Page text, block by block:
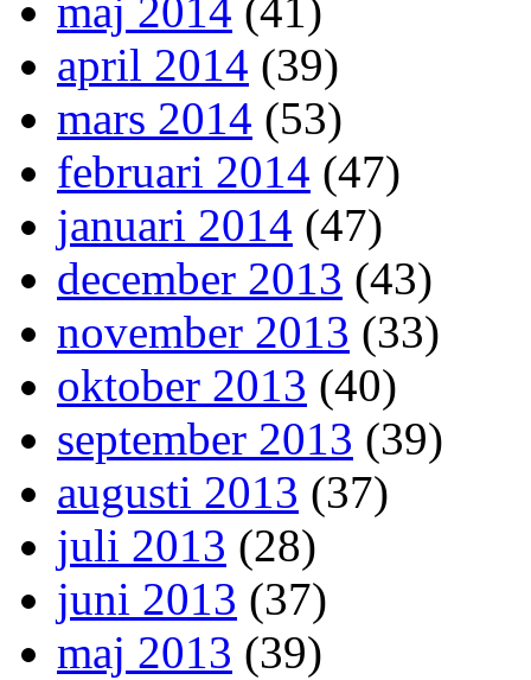
maj 2014 (41)
april 2014 (39)
mars 2014 (53)
februari 2014 (47)
januari 2014 (47)
december 2013 (43)
november 2013 (33)
oktober 2013 (40)
september 2013 (39)
augusti 2013 (37)
juli 2013 (28)
juni 2013 (37)
maj 2013 (39)